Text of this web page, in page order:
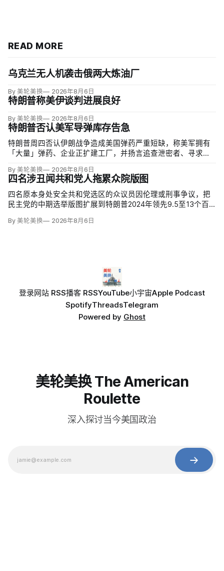
READ MORE
乌克兰无人机袭击俄两大炼油厂
By 美轮美换 2026年8月6日
特朗普称美伊谈判进展良好
By 美轮美换 2026年8月6日
特朗普否认美军导弹库存告急
特朗普周四否认伊朗战争造成美国弹药严重短缺，称美军拥有
「大量」弹药、企业正扩建工厂，并扬言追查泄密者、寻求长
动」中几乎耗尽全球陆军战术导弹系统（ATACMS）与精确打
击导弹库存，爱国者和末段高空区域防御系统（THAAD）拦
截…
By 美轮美换 2026年8月6日
四名涉丑闻共和党人拖累众院版图
四名原本身处安全共和党选区的众议员因伦理或刑事争议，把
民主党的中期选举版图扩展到特朗普2024年领先9.5至13个百
道德委员会认定性骚扰女助理后退选，其选区已被列为胜负难
By 美轮美换 2026年8月6日
登录网站 RSS播客 RSSYouTube小宇宙Apple Podcast
SpotifyThreadsTelegram
Powered by Ghost
美轮美换 The American
Roulette
深入探讨当今美国政治